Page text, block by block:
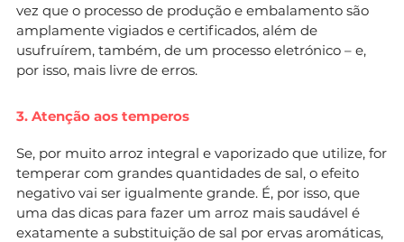
vez que o processo de produção e embalamento são
amplamente vigiados e certificados, além de
usufruírem, também, de um processo eletrónico – e,
por isso, mais livre de erros.
3. Atenção aos temperos
Se, por muito arroz integral e vaporizado que utilize, for
temperar com grandes quantidades de sal, o efeito
negativo vai ser igualmente grande. É, por isso, que
uma das dicas para fazer um arroz mais saudável é
exatamente a substituição de sal por ervas aromáticas,